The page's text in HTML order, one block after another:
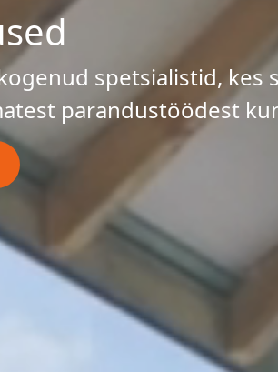
spetsialistid,
parandustöödest